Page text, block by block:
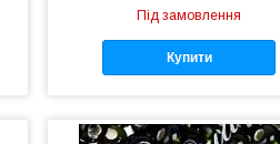
Під замовлення
Купити